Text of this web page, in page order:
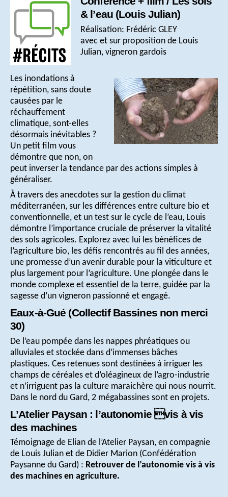
& l’eau (Louis Julian)
Réalisation: Frédéric GLEY
avec et sur proposition de Louis
Julian, vigneron gardois
Les inondations à
répétition, sans doute
causées par le
réchauffement
climatique, sont-elles
désormais inévitables ?
Un petit film vous
démontre que non, on
peut inverser la tendance par des actions simples à
généraliser.
À travers des anecdotes sur la gestion du climat
méditerranéen, sur les différences entre culture bio et
conventionnelle, et un test sur le cycle de l’eau, Louis
démontre l’importance cruciale de préserver la vitalité
des sols agricoles. Explorez avec lui les bénéfices de
l’agriculture bio, les défis rencontrés au fil des années,
une promesse d’un avenir durable pour la viticulture et
plus largement pour l’agriculture. Une plongée dans le
monde complexe et essentiel de la terre, guidée par la
sagesse d’un vigneron passionné et engagé.
Eaux-à-Gué (Collectif Bassines non merci
30)
De l’eau pompée dans les nappes phréatiques ou
alluviales et stockée dans d’immenses bâches
plastiques. Ces retenues sont destinées à irriguer les
champs de céréales et d’oléagineux de l’agro-industrie
et n’irriguent pas la culture maraichère qui nous nourrit.
Dans le nord du Gard, 2 mégabassines sont en projets.
L’Atelier Paysan : l’autonomie vis à vis
des machines
Témoignage de Elian de l’Atelier Paysan, en compagnie
de Louis Julian et de Didier Marion (Confédération
Paysanne du Gard) : Retrouver de l’autonomie vis à vis
des machines en agriculture.